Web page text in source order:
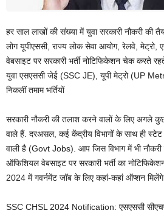
हर साल लाखों की संख्या में युवा सरकारी नौकरी की
लोग यूपीएससी, राज्य लोक सेवा आयोग, रेलवे, मेट्रो,
वेबसाइट पर सरकारी भर्ती नोटिफिकेशन चेक करते
युवा एसएससी जेई (SSC JE), यूपी मेट्रो (UP
निकलीं तमाम भर्तियों
सरकारी नौकरी की तलाश करने वालों के लिए अगले
वाले हैं. दरअसल, कई केंद्रीय विभागों के साथ ही
वाली है (Govt Jobs). आप जिस विभाग में भी नौकरी
ऑफिशियल वेबसाइट पर सरकारी भर्ती का
2024 में गवर्नमेंट जॉब के लिए कहां-कहां ऑप्शन मिलेंगे.
SSC CHSL 2024 Notification: एसएससी